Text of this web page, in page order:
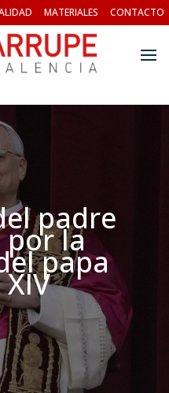
MATERIALES CONTACTO
padre
por la
papa